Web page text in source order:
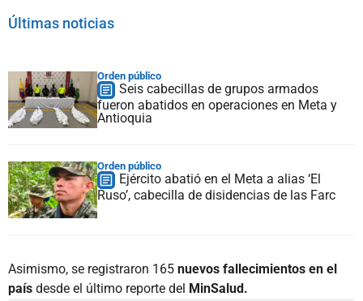
Últimas noticias
Orden público
Seis cabecillas de grupos armados
fueron abatidos en operaciones en Meta y
Antioquia
Orden público
Ejército abatió en el Meta a alias ‘El
Ruso’, cabecilla de disidencias de las Farc
Asimismo, se registraron 165 nuevos fallecimientos en el
país desde el último reporte del MinSalud.